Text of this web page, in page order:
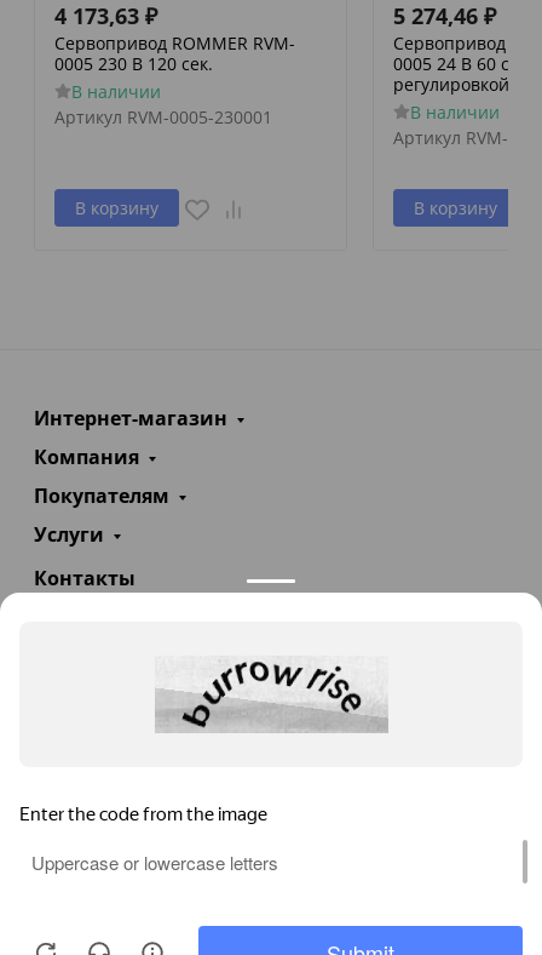
4 173,63 ₽
Сервопривод ROMMER RVM-
0005 230 В 120 сек.
В наличии
Артикул RVM-0005-230001
В корзину
5 274,46 ₽
Сервопривод
0005 24 В 60
регулировкой по
В наличии
Артикул RVM-
В корзину
Интернет-магазин
Компания
Покупателям
Услуги
Контакты
info@teploexpert.com
Пн—Сб 09:00 – 18:00
TeploExpert.com © 2008 - 2026 Оборудование для
систем отопления, водоснабжения, канализации